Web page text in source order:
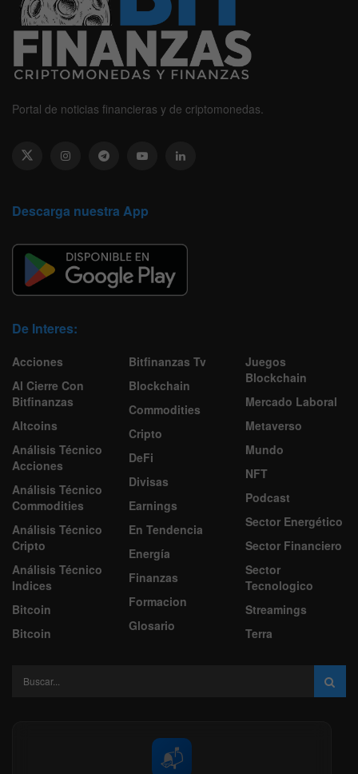
Portal de noticias financieras y de criptomonedas.
Descarga nuestra App
De Interes:
Acciones
Al Cierre Con
Bitfinanzas
Altcoins
Análisis Técnico
Acciones
Análisis Técnico
Commodities
Análisis Técnico
Cripto
Análisis Técnico
Indices
Bitcoin
Bitcoin
Bitfinanzas Tv
Blockchain
Commodities
Cripto
DeFi
Divisas
Earnings
En Tendencia
Energía
Finanzas
Formacion
Glosario
Juegos
Blockchain
Mercado Laboral
Metaverso
Mundo
NFT
Podcast
Sector Energético
Sector Financiero
Sector
Tecnologico
Streamings
Terra
📬